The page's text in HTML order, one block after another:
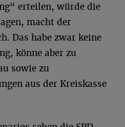
erteilen, würde die
macht der
Das habe zwar keine
könne aber zu
sowie zu
aus der Kreiskasse